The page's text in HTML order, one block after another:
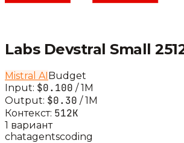
Labs Devstral Small
Mistral AIBudget
Input: $0.100 / 1M
Output: $0.30 / 1M
Контекст: 512K
1 вариант
chatagentscoding